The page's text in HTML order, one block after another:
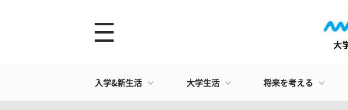
入学&新生活 大学生活 将来を考える